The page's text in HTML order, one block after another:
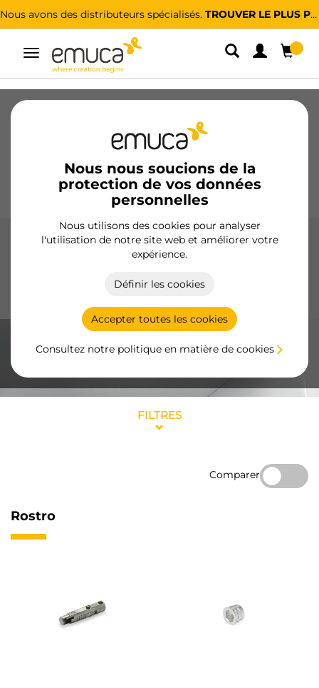
Nous avons des distributeurs spécialisés. TROUVER LE PLUS PROCHE
Alterner
navigation
Nous nous soucions de la
protection de vos données
personnelles
Nous utilisons des cookies pour analyser
l'utilisation de notre site web et améliorer votre
expérience.
Définir les cookies
Accepter toutes les cookies
Consultez notre politique en matière de cookies
Charnières
Cuisine Montage
Poignées Pieds Présentoirs
Systèmes d'assemblage pour meubles
conçus pour garantir un montage sûr, durable et
FILTRES
Comparer
Rostro